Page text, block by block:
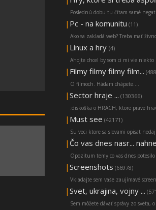
Poslednú dobu tu čítam samé
| Pc - na komunitu (11)
Ako sa zakladá web? Treba mať
| Linux a hry (4)
Ahojte chcel by som ci mi vie
| Filmy filmy filmy film...
O filmoch. Hádam chápete....
| Sector hraje ... (130366)
:diskoška o HRACH, ktore prave
| Must see (42171)
Su veci ktore sa slovami opisat
| Čo vas dnes nasr...
Opozitum temy co vas dnes
| Screenshots (66978)
Vkladajte sem vaše zaujímavé
| Svet, ukrajina, vojny ...
Sem môžete dávať správy zo sveta,